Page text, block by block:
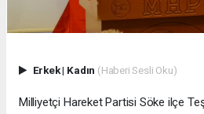
Erkek| Kadın (Haberi Sesli Oku)
Milliyetçi Hareket Partisi Söke ilçe